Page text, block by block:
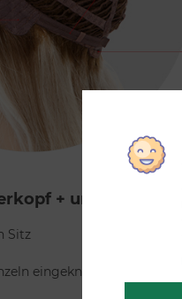
+ unsichtbarer
Sitz
eingeknüpft